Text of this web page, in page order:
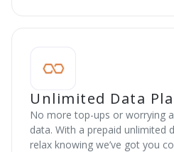
Unlimited Data
No more top-ups or worrying
data. With a prepaid unlimited
relax knowing we’ve got you